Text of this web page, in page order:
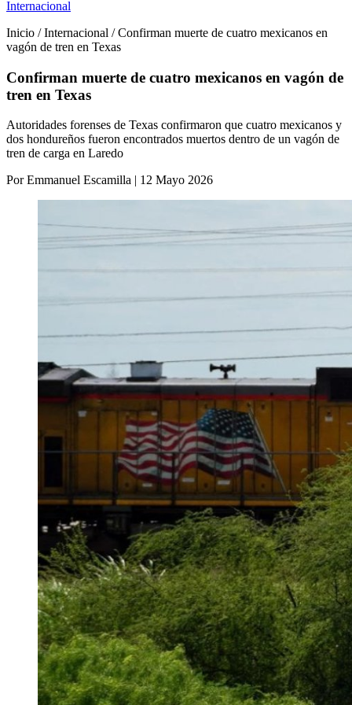
Internacional
Inicio / Internacional / Confirman muerte de cuatro mexicanos en
vagón de tren en Texas
Confirman muerte de cuatro mexicanos en vagón de
tren en Texas
Autoridades forenses de Texas confirmaron que cuatro mexicanos y
dos hondureños fueron encontrados muertos dentro de un vagón de
tren de carga en Laredo
Por Emmanuel Escamilla | 12 Mayo 2026